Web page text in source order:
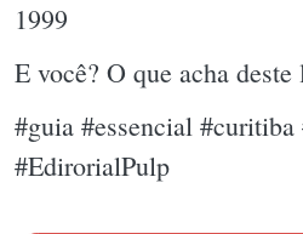
1999
E você? O que acha
#guia #essencial
#EdirorialPulp